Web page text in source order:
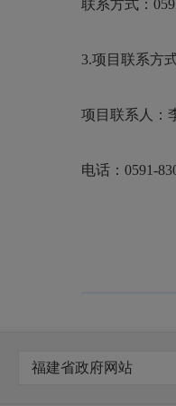
联系方式：
3.项目联系方
项目联系人：
电话： 0591-
福建省政府网站